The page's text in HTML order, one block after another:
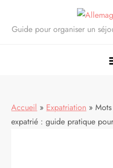
contentGuide pour organiser un
Accueil » Expatriation »
expatrié : guide pratique